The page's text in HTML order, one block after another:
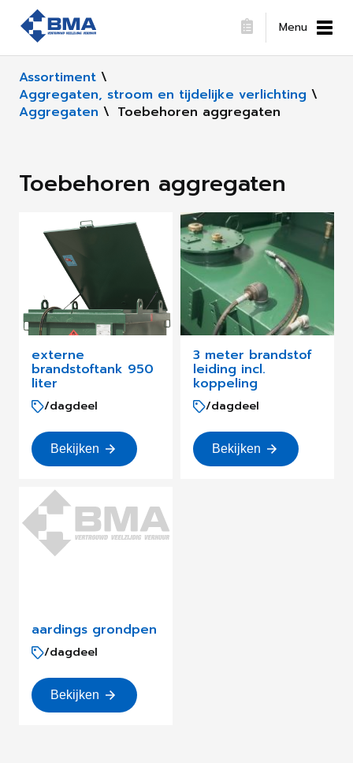
Menu
Assortiment \
Aggregaten, stroom en tijdelijke verlichting \
Aggregaten \ Toebehoren aggregaten
Toebehoren aggregaten
externe
brandstoftank 950
liter
/dagdeel
Bekijken
3 meter brandstof
leiding incl.
koppeling
/dagdeel
Bekijken
aardings grondpen
/dagdeel
Bekijken